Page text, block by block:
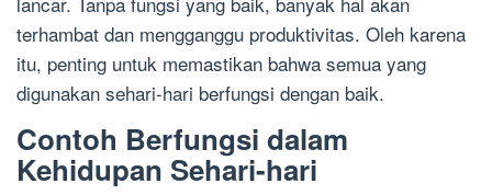
terhambat dan mengganggu produktivitas. Oleh karena
itu, penting untuk memastikan bahwa semua yang
digunakan sehari-hari berfungsi dengan baik.
Contoh Berfungsi dalam
Kehidupan Sehari-hari